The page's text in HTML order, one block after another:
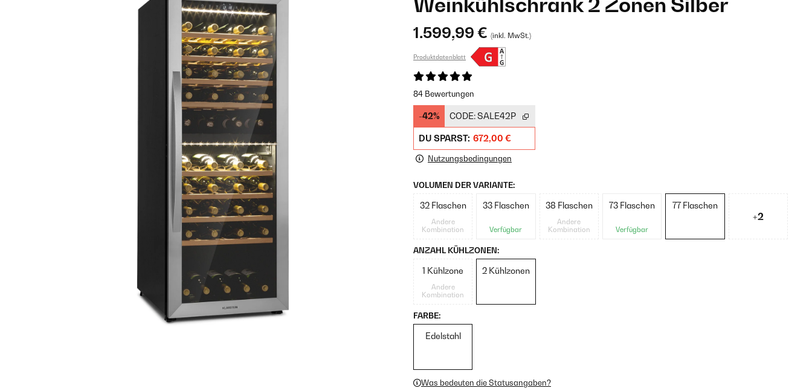
1.599,99 € (inkl. MwSt.)
Produktdatenblatt
84 Bewertungen
-42% CODE:SALE42P
DU SPARST: 672,00 €
Nutzungsbedingungen
VOLUMEN DER VARIANTE:
32 Flaschen
Andere
Kombination
33 Flaschen
Verfügbar
38 Flaschen
Andere
Kombination
73 Flaschen
Verfügbar
77 Flaschen
+2
ANZAHL KÜHLZONEN:
1 Kühlzone
Andere
Kombination
2 Kühlzonen
FARBE:
Edelstahl
Was bedeuten die Statusangaben?